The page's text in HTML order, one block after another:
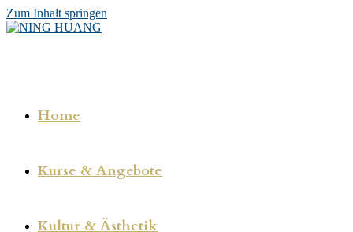
Zum Inhalt springen
Home
Kurse & Angebote
Kultur & Ästhetik